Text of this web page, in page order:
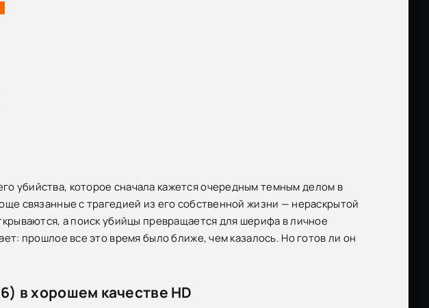
убийства, которое сначала кажется очередным темным делом в
связанные с трагедией из его собственной жизни — нераскрытой
а поиск убийцы превращается для шерифа в личное
прошлое все это время было ближе, чем казалось. Но готов ли он
в хорошем качестве HD